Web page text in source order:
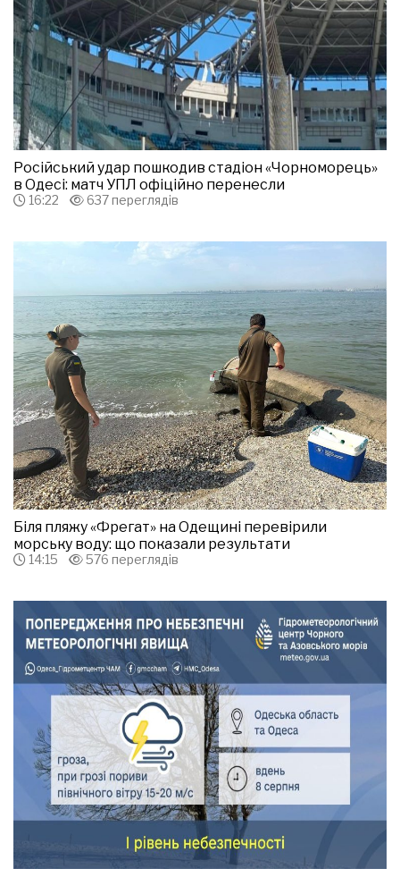
Російський удар пошкодив стадіон «Чорноморець»
в Одесі: матч УПЛ офіційно перенесли
16:22 637 переглядів
Біля пляжу «Фрегат» на Одещині перевірили
морську воду: що показали результати
14:15 576 переглядів